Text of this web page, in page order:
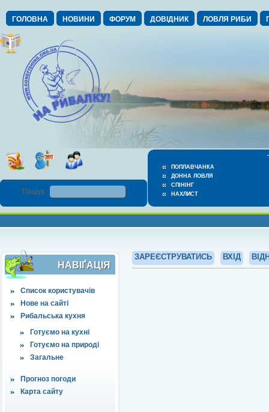
ГОЛОВНА НОВИНИ ФОРУМ ДОВІДНИК ЛОВЛЯ РИБИ
ПОПЛАВЧАНКА
ДОННА ЛОВЛЯ
СПІНІНГ
НАХЛИСТ
Пошук :
НАВІҐАЦІЯ
Список користувачів
Нове на сайті
Рибальська кухня
Готуємо на кухні
Готуємо на природі
Загальне
Прогноз погоди
Карта сайту
ЗАРЕЄСТРУВАТИСЬ ВХІД